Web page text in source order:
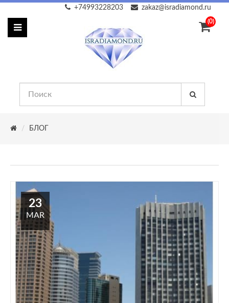
zakaz@isradiamond.ru
+74993228203
(0)
БЛОГ
23
MAR